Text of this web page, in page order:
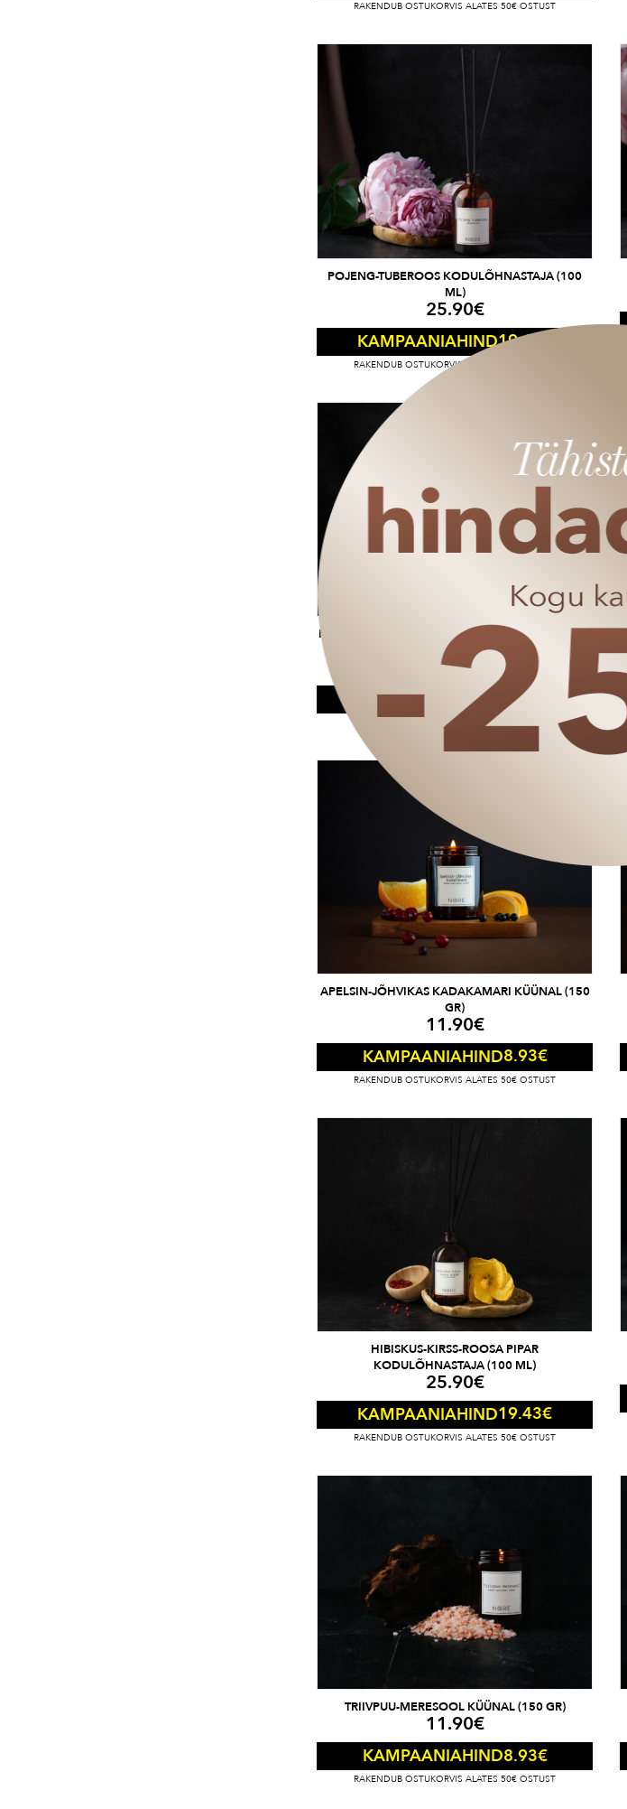
RAKENDUB OSTUKORVIS ALATES 50€ OSTUST
POJENG-TUBEROOS KODULÕHNASTAJA (100
ML)
25.90€
KAMPAANIAHIND19.43
RAKENDUB OSTUKORVIS ALATES 50€ OSTUST
ROHELINE TEE-SIDRUNHEIN KODULÕHNASTAJA
(100 ML)
25.90€
KAMPAANIAHIND 19.43
RAKENDUB OSTUKORVIS ALATES 50€ OSTUST
APELSIN-JÕHVIKAS KADAKAMARI KÜÜNAL (150
GR)
11.90€
KAMPAANIAHIND8.93€
RAKENDUB OSTUKORVIS ALATES 50€ OSTUST
HIBISKUS-KIRSS-ROOSA PIPAR
KODULÕHNASTAJA (100 ML)
25.90€
KAMPAANIAHIND19.43€
RAKENDUB OSTUKORVIS ALATES 50€ OSTUST
TRIIVPUU-MERESOOL KÜÜNAL (150 GR)
11.90€
KAMPAANIAHIND8.93€
RAKENDUB OSTUKORVIS ALATES 50€ OSTUST